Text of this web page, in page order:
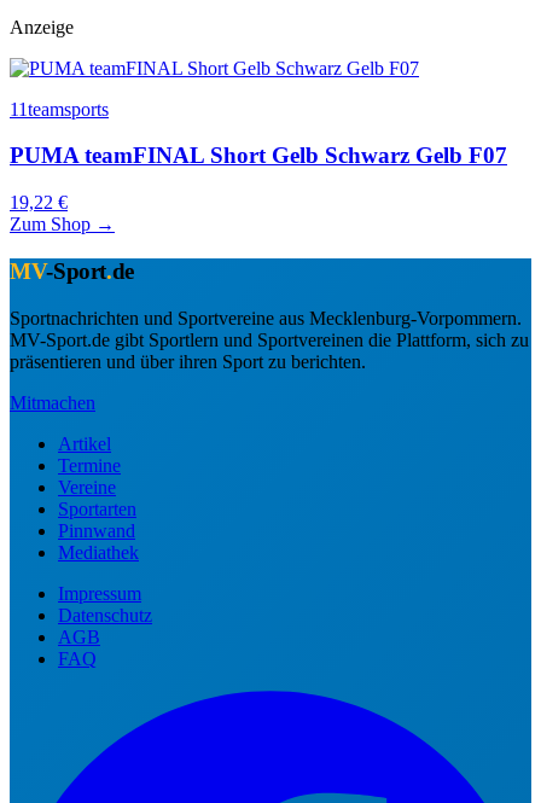
Anzeige
11teamsports
PUMA teamFINAL Short Gelb Schwarz Gelb F07
19,22 €
Zum Shop →
MV-Sport.de
Sportnachrichten und Sportvereine aus Mecklenburg-Vorpommern.
MV-Sport.de gibt Sportlern und Sportvereinen die Plattform, sich zu
präsentieren und über ihren Sport zu berichten.
Mitmachen
Artikel
Termine
Vereine
Sportarten
Pinnwand
Mediathek
Impressum
Datenschutz
AGB
FAQ